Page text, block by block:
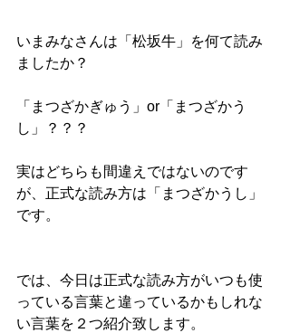
いまみなさんは「松坂牛」を何て読み
ましたか？
「まつざかぎゅう」or「まつざかう
し」？？？
実はどちらも間違えではないのです
が、正式な読み方は「まつざかうし」
です。
では、今日は正式な読み方がいつも使
っている言葉と違っているかもしれな
い言葉を２つ紹介致します。